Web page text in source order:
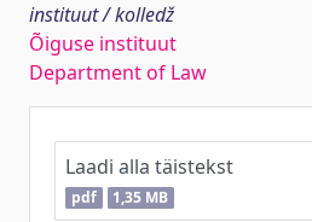
instituut / kolledž
Õiguse instituut
Department of Law
Laadi alla täistekst
pdf 1,35 MB